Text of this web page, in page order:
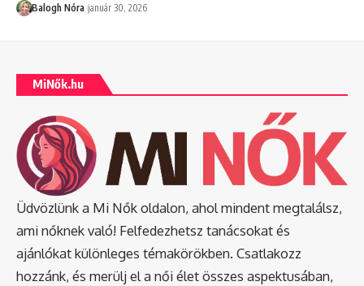
Balogh Nóra január 30, 2026
MiNők.hu
Üdvözlünk a Mi Nők oldalon, ahol mindent megtalálsz,
ami nőknek való! Felfedezhetsz tanácsokat és
ajánlókat különleges témakörökben. Csatlakozz
hozzánk, és merülj el a női élet összes aspektusában,